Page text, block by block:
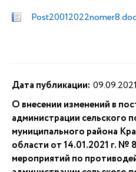
Дата публикации: 09.09.2021
О внесении изменений в
администрации сельского
муниципального района
области от 14.01.2021 г.
мероприятий по